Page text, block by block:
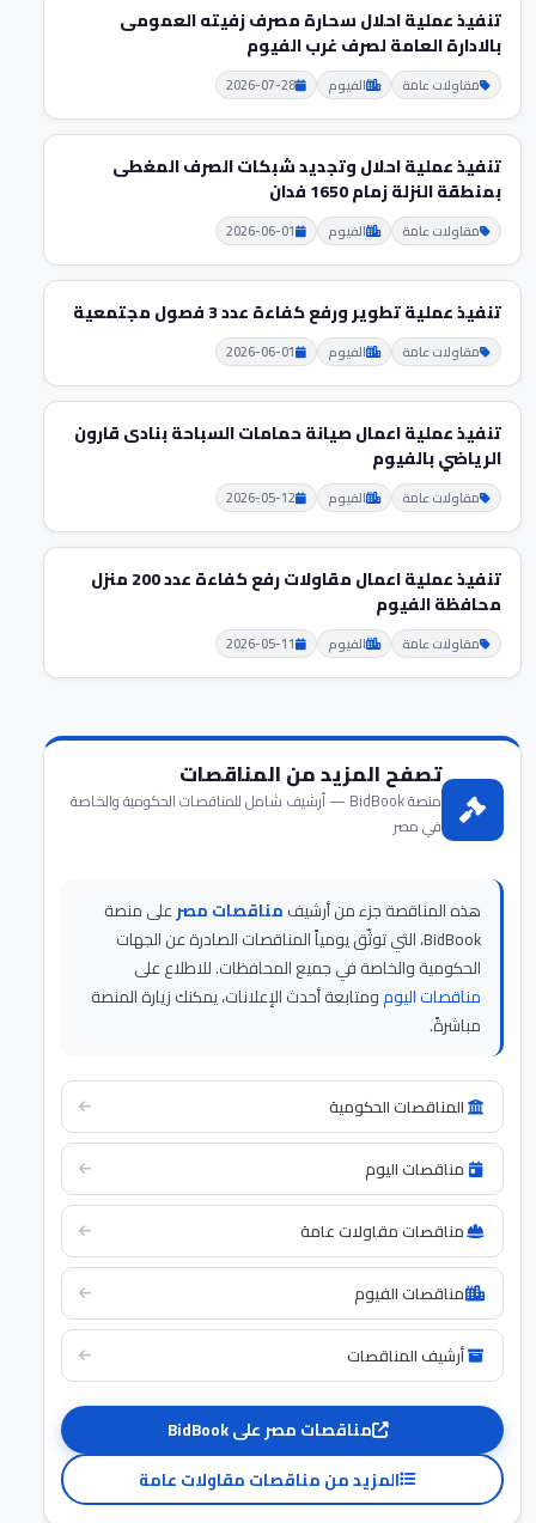
تنفيذ عملية احلال سحارة مصرف زفيته العمومى
بالادارة العامة لصرف غرب الفيوم
مقاولات عامة الفيوم 2026-07-28
تنفيذ عملية احلال وتجديد شبكات الصرف المغطى
بمنطقة النزلة زمام 1650 فدان
مقاولات عامة الفيوم 2026-06-01
تنفيذ عملية تطوير ورفع كفاءة عدد 3 فصول مجتمعية
مقاولات عامة الفيوم 2026-06-01
تنفيذ عملية اعمال صيانة حمامات السباحة بنادی قارون
الرياضي بالفيوم
مقاولات عامة الفيوم 2026-05-12
تنفيذ عملية اعمال مقاولات رفع كفاءة عدد 200 منزل
محافظة الفيوم
مقاولات عامة الفيوم 2026-05-11
تصفح المزيد من المناقصات
منصة BidBook — أرشيف شامل للمناقصات الحكومية والخاصة
في مصر
هذه المناقصة جزء من أرشيفمناقصات مصرعلى منصة
BidBook، التي توثّق يومياً المناقصات الصادرة عن الجهات
الحكومية والخاصة في جميع المحافظات. للاطلاع على
مناقصات اليومومتابعة أحدث الإعلانات، يمكنك زيارة المنصة
مباشرةً.
المناقصات الحكومية
مناقصات اليوم
مناقصات مقاولات عامة
مناقصات الفيوم
أرشيف المناقصات
مناقصات مصر على BidBook
المزيد من مناقصات مقاولات عامة